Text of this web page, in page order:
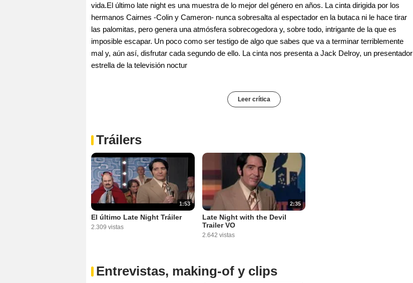
vida.El último late night es una muestra de lo mejor del género en años. La cinta dirigida por los
hermanos Cairnes -Colin y Cameron- nunca sobresalta al espectador en la butaca ni le hace tirar
las palomitas, pero genera una atmósfera sobrecogedora y, sobre todo, intrigante de la que es
imposible escapar. Un poco como ser testigo de algo que sabes que va a terminar terriblemente
mal y, aún así, disfrutar cada segundo de ello. La cinta nos presenta a Jack Delroy, un presentador
estrella de la televisión noctur
Leer crítica
Tráilers
1:53
El último Late Night Tráiler
2.309 vistas
2:35
Late Night with the Devil
Trailer VO
2.642 vistas
Entrevistas, making-of y clips